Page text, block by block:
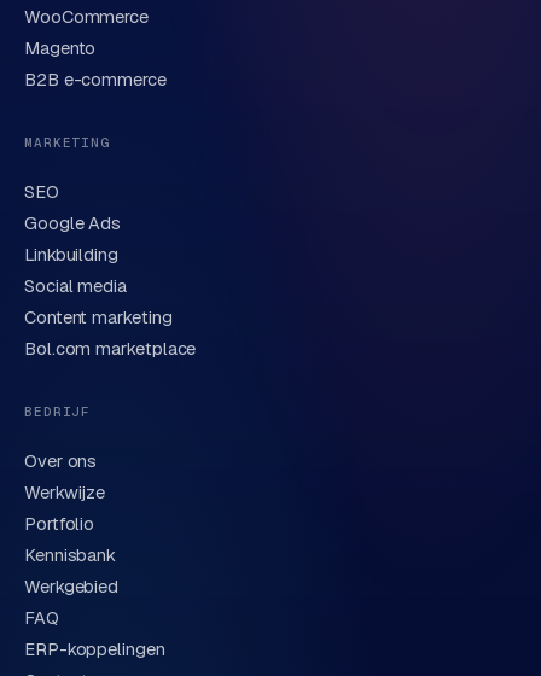
n
e
n
t
i
e
u
r
n
u
s
t
i
e
e
n
Korte omschrijving van je vraag of project
Verstuur aanvraag
We behandelen je gegevens zorgvuldig conform onze
privacyverklaring. Of bel direct
WooCommerce
Magento
B2B e-commerce
MARKETING
SEO
Google Ads
Linkbuilding
Social media
Content marketing
Bol.com marketplace
BEDRIJF
Over ons
Werkwijze
Portfolio
Kennisbank
Werkgebied
FAQ
ERP-koppelingen